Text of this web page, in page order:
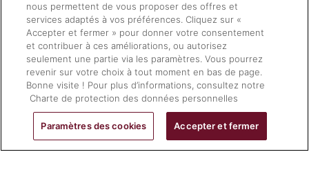
nous permettent de vous proposer des offres et
services adaptés à vos préférences. Cliquez sur «
Accepter et fermer » pour donner votre consentement
et contribuer à ces améliorations, ou autorisez
seulement une partie via les paramètres. Vous pourrez
revenir sur votre choix à tout moment en bas de page.
Bonne visite ! Pour plus d’informations, consultez notre
Charte de protection des données personnelles
Paramètres des cookies Accepter et fermer